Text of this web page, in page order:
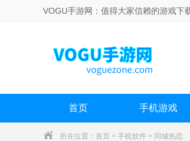
VOGU手游网：值得大家信赖的游戏下
首页 手机游戏
所在位置： 首页 > 手机软件 > 同城热恋